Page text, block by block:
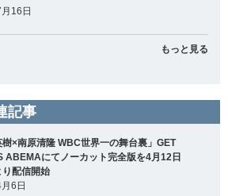
16日
もっと見る
記事
樹×南原清隆 WBC世界一の舞台裏」GET
ABEMAにてノーカット完全版を4月12日
り配信開始
6日